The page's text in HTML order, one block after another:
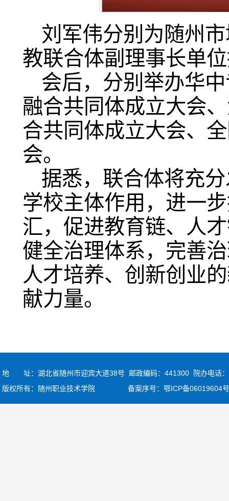
刘军伟分别为随州
教联合体副理事长单
会后，分别举办华
融合共同体成立大会
合共同体成立大会、
会。
据悉，联合体将充
学校主体作用，进一
汇，促进教育链、人
健全治理体系，完善
人才培养、创新创业
献力量。
地 址：湖北省随州市迎宾大道38号 邮政编码：441300
院办电话
版权所有：随州职业技术学院 备案序号： 鄂ICP备06019604号